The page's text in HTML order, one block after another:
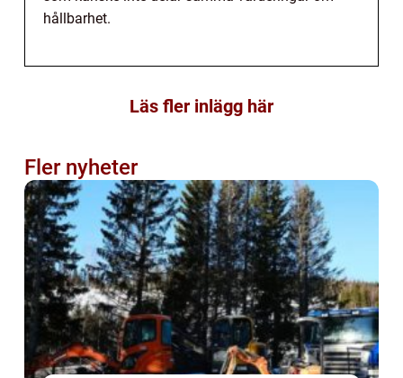
hållbarhet.
Läs fler inlägg här
Fler nyheter